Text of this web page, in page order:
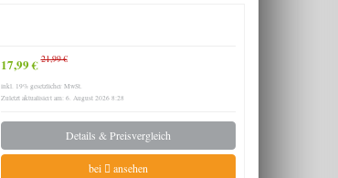
17,99 €21,99 €
inkl. 19% gesetzlicher MwSt.
Zuletzt aktualisiert am: 6. August 2026 8:28
Details & Preisvergleich
bei ansehen